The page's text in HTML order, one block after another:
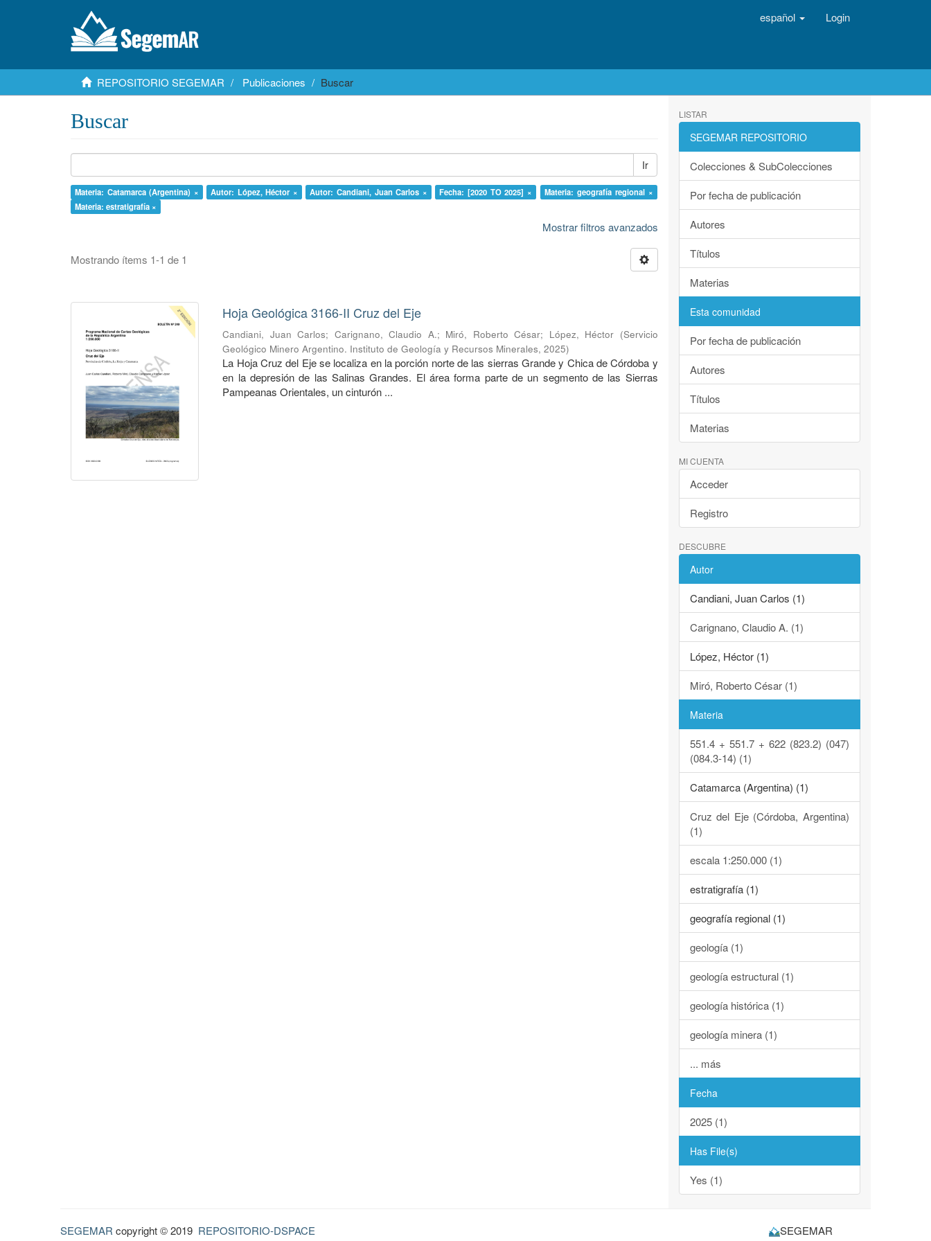
español Login
REPOSITORIO SEGEMAR Publicaciones Buscar
Buscar
Ir
Materia: Catamarca (Argentina) × Autor: López, Héctor × Autor: Candiani, Juan Carlos × Fecha: [2020 TO 2025] ×
Materia: geografía regional ×
Materia: estratigrafía ×
Mostrar filtros avanzados
Mostrando ítems 1-1 de 1
Hoja Geológica 3166-II Cruz del Eje
Candiani, Juan Carlos; Carignano, Claudio A.; Miró, Roberto César; López, Héctor (Servicio
Geológico Minero Argentino. Instituto de Geología y Recursos Minerales,2025)
La Hoja Cruz del Eje se localiza en la porción norte de las sierras Grande y Chica de Córdoba y
en la depresión de las Salinas Grandes. El área forma parte de un segmento de las Sierras
Pampeanas Orientales, un cinturón ...
LISTAR
SEGEMAR REPOSITORIO
Colecciones & SubColecciones
Por fecha de publicación
Autores
Títulos
Materias
Esta comunidad
Por fecha de publicación
Autores
Títulos
Materias
MI CUENTA
Acceder
Registro
DESCUBRE
Autor
Candiani, Juan Carlos (1)
Carignano, Claudio A. (1)
López, Héctor (1)
Miró, Roberto César (1)
Materia
551.4 + 551.7 + 622 (823.2) (047)
(084.3-14) (1)
Catamarca (Argentina) (1)
Cruz del Eje (Córdoba, Argentina)
(1)
escala 1:250.000 (1)
estratigrafía (1)
geografía regional (1)
geología (1)
geología estructural (1)
geología histórica (1)
geología minera (1)
... más
Fecha
2025 (1)
Has File(s)
Yes (1)
SEGEMAR copyright © 2019 REPOSITORIO-DSPACE
SEGEMAR